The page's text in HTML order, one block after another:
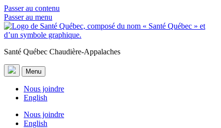
Passer au contenu
Passer au menu
Santé Québec Chaudière-Appalaches
Menu
Nous joindre
English
Nous joindre
English